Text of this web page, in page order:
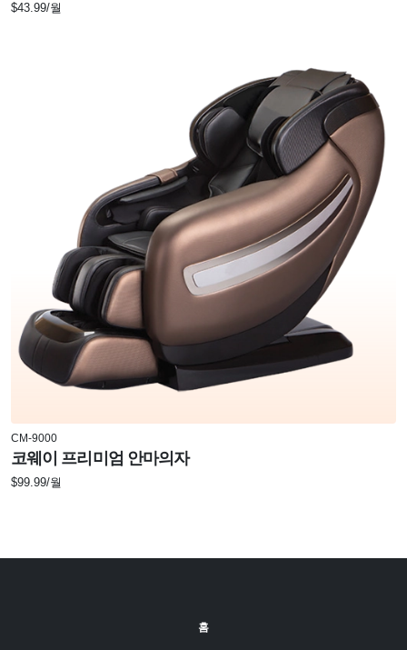
$43.99/월
CM-9000
코웨이 프리미엄 안마의자
$99.99/월
홈